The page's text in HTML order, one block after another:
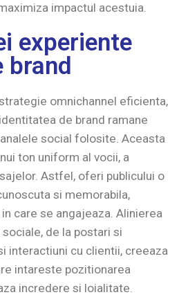
impactul acestuia.
experiente
brand
omnichannel eficienta,
de brand ramane
social folosite. Aceasta
ton uniform al vocii, a
Astfel, oferi publicului o
si memorabila,
care se angajeaza. Alinierea
de la postari si
interactiuni cu clientii, creeaza
intareste pozitionarea
incredere si loialitate.